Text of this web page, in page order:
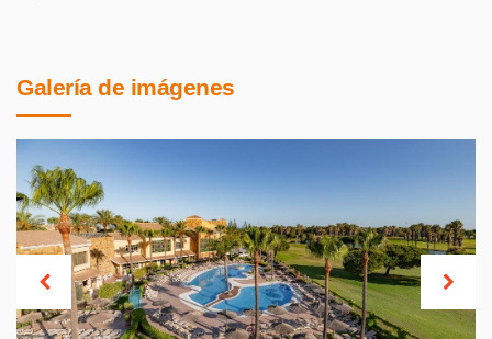
Galería de imágenes